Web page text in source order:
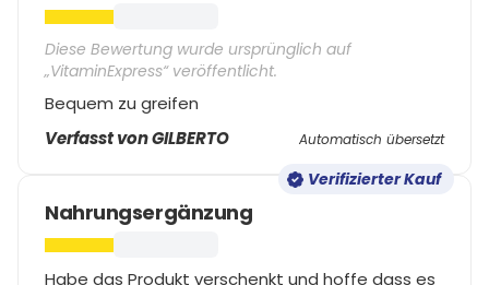
Diese Bewertung wurde ursprünglich auf
„VitaminExpress“ veröffentlicht.
Bequem zu greifen
Verfasst von GILBERTO
Automatisch übersetzt
Verifizierter Kauf
Nahrungsergänzung
Habe das Produkt verschenkt und hoffe dass es